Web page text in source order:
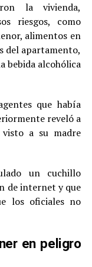
la vivienda,
riesgos, como
alimentos en
del apartamento,
bebida alcohólica
que había
reveló a
visto a su madre
un cuchillo
de internet y que
los oficiales no
en peligro